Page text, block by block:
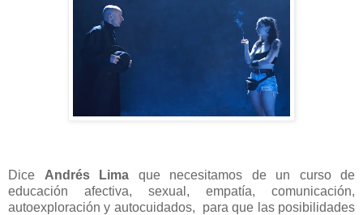
Dice Andrés Lima que necesitamos de un curso de
educación afectiva, sexual, empatía, comunicación,
autoexploración y autocuidados,
para que las posibilidades